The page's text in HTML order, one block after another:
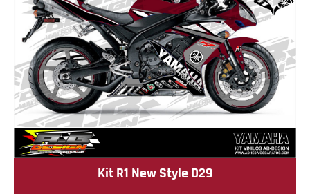
Kit R1 New Style D29